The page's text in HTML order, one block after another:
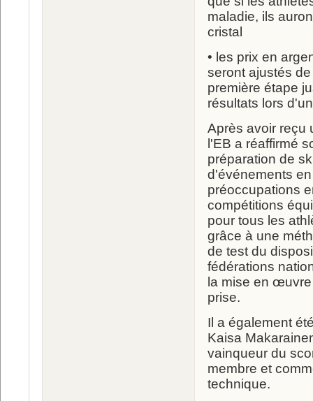
maladie, ils
cristal
• les prix en
seront ajustés
première étape
résultats lors
Après avoir reçu
l'EB a réaffirmé
préparation de
d'événements
préoccupations
compétitions
pour tous les
grâce à une
de test du
fédérations
la mise en
prise.
Il a également
Kaisa
vainqueur du
membre et
technique.